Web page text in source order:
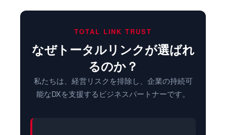
TOTAL LINK TRUST
なぜトータルリンクが選ばれ
るのか？
私たちは、経営リスクを排除し、企業の持続可
能なDXを支援するビジネスパートナーです。